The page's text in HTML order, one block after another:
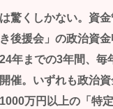
驚くしかない。資
き後援会」の政治資
年までの3年間、毎
催。いずれも政治
万円以上の「特